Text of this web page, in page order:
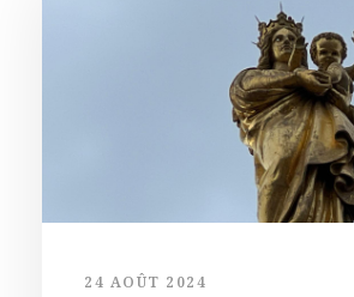
24 AOÛT 2024